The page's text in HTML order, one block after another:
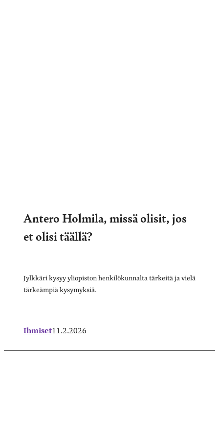
Antero Holmila, missä olisit, jos
et olisi täällä?
Jylkkäri kysyy yliopiston henkilökunnalta tärkeitä ja vielä
tärkeämpiä kysymyksiä.
Ihmiset11.2.2026